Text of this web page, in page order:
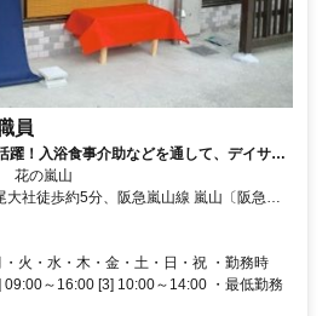
員
躍！入浴食事介助などを通して、デイサー
護福祉士送迎可能な方1400円～、介護福祉
務時間相談ください！有休奨励！和気あ
一度施設見学お越しください！積極採用
花の嵐山
大社徒歩約5分、阪急嵐山線 嵐山〔阪急
本線 嵐山〔嵐電〕徒歩約21分
火・水・木・金・土・日・祝 ・勤務時
～16:00 [3] 10:00～14:00 ・最低勤務